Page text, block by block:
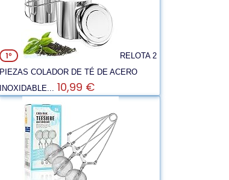
1º
RELOTA 2
PIEZAS COLADOR DE TÉ DE ACERO
INOXIDABLE... 10,99 €